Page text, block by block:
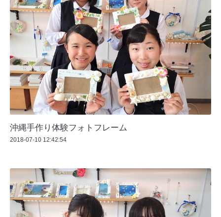
沖縄手作り体験フォトフレーム
2018-07-10 12:42:54